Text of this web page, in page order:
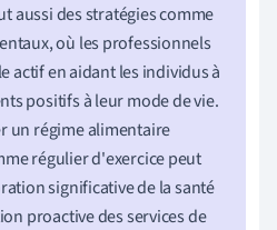
aussi des stratégies comme
où les professionnels
actif en aidant les individus à
positifs à leur mode de vie.
un régime alimentaire
régulier d'exercice peut
significative de la santé
proactive des services de